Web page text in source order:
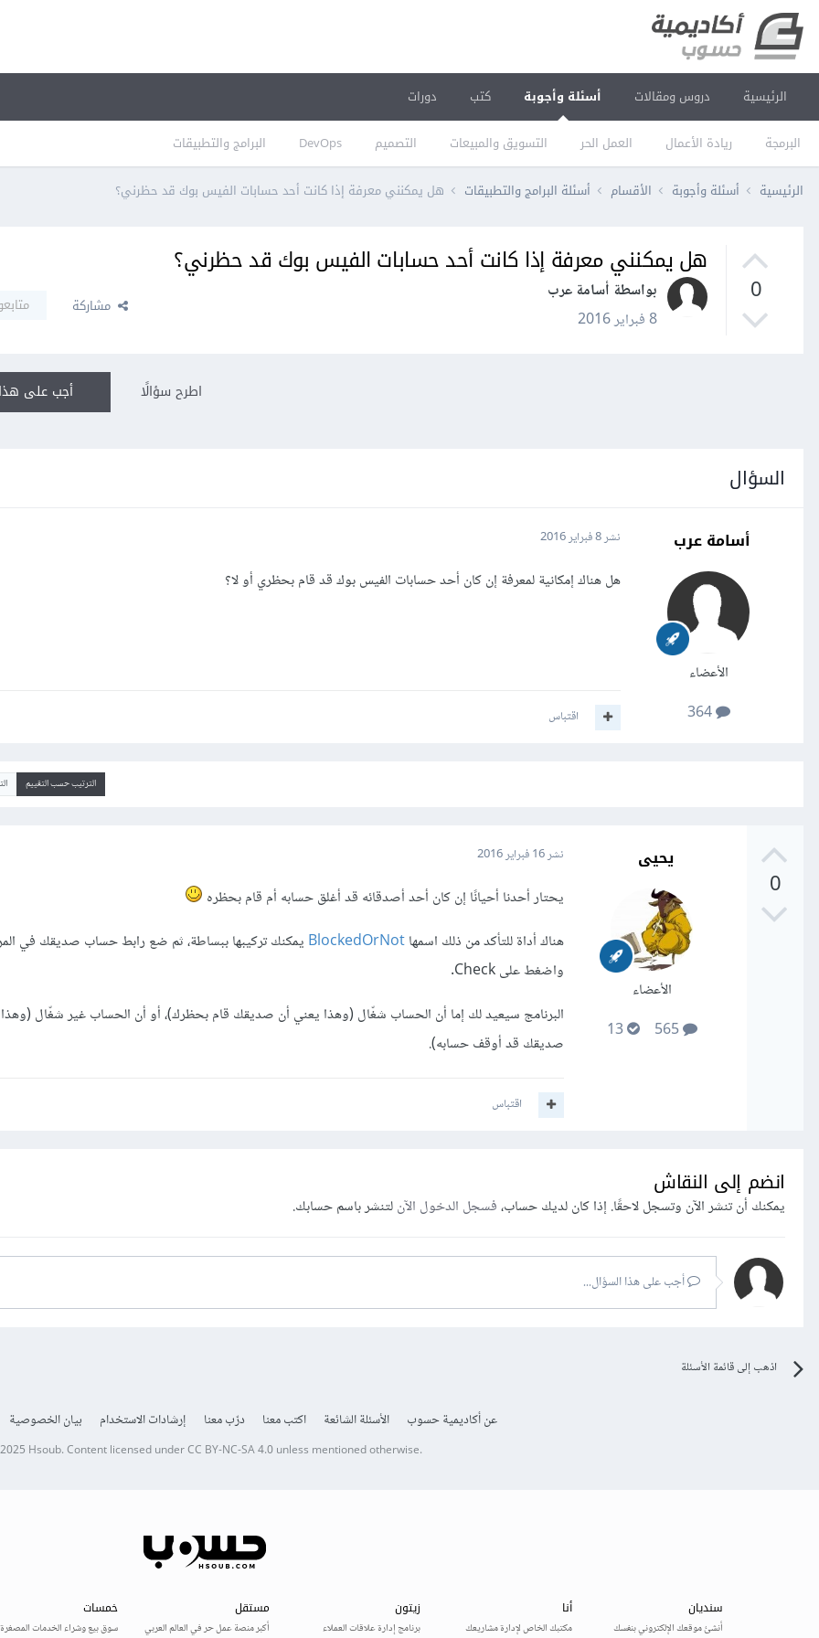
الرئيسية دروس ومقالات أسئلة وأجوبة
البرمجة ريادة الأعمال العمل الحر التسويق والمبيعات التصميم DevOps البرامج والتطبيقات
كتب دورات
الرئيسية أسئلة وأجوبة الأقسام أسئلة البرامج والتطبيقات هل يمكنني معرفة إذا كانت أحد حسابات الفيس بوك قد حظرني؟
0
هل يمكنني معرفة إذا كانت أحد حسابات الفيس بوك قد حظرني؟
بواسطة أسامة عرب
8 فبراير 2016
مشاركة
أجب على اطرح سؤالًا
السؤال
أسامة عرب
الأعضاء
364
نشر8 فبراير 2016
هل هناك إمكانية لمعرفة إن كان أحد حسابات الفيس بوك قد قام بحظري أو لا؟
اقتباس
الترتيب حسب التقييم
0
يحيى
الأعضاء
565
13
نشر16 فبراير 2016
يحتار أحدنا أحيانًا إن كان أحد أصدقائه قد أغلق حسابه أم قام بحظره
هناك أداة للتأكد من ذلك اسمهاBlockedOrNot يمكنك تركيبها ببساطة، ثم ضع رابط حساب صديقك في
واضغط على Check.
البرنامج سيعيد لك إما أن الحساب شغّال (وهذا يعني أن صديقك قام بحظرك)، أو أن الحساب غير شغّال
صديقك قد أوقف حسابه).
اقتباس
انضم إلى النقاش
يمكنك أن تنشر الآن وتسجل لاحقًا. إذا كان لديك حساب،فسجل الدخول الآنلتنشر باسم حسابك.
أجب على هذا السؤال...
اذهب إلى قائمة الأسئلة
عن أكاديمية حسوب الأسئلة الشائعة اكتب معنا درّب معنا إرشادات الاستخدام بيان الخصوصية
Hsoub.Content licensed underCC BY-NC-SA 4.0unless mentioned otherwise.